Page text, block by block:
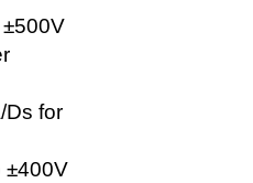
Ds for
±400V